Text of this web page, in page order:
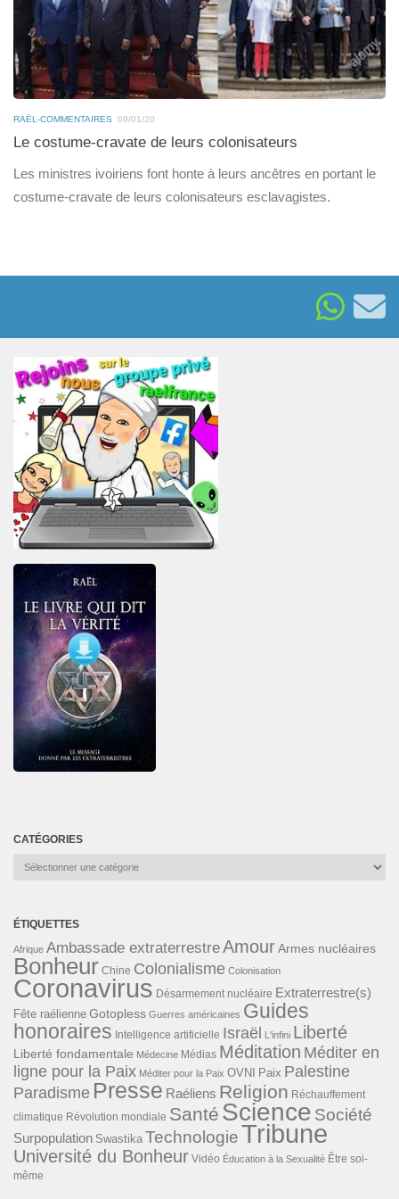
RAËL-COMMENTAIRES 09/01/20
Le costume-cravate de leurs colonisateurs
Les ministres ivoiriens font honte à leurs ancêtres en portant le
costume-cravate de leurs colonisateurs esclavagistes.
CATÉGORIES
Catégories
ÉTIQUETTES
Afrique Ambassade extraterrestreAmourArmes nucléaires
Bonheur Chine Colonialisme Colonisation
Coronavirus Désarmement nucléaire Extraterrestre(s)
Fête raélienne Gotopless Guerres américaines Guides
honoraires Intelligence artificielle Israël L'infini Liberté
Liberté fondamentale Médecine Médias Méditation Méditer en
ligne pour la Paix Méditer pour la Paix OVNI Paix Palestine
Paradisme Presse Raéliens Religion Réchauffement
climatique Révolution mondiale Santé Science Société
Surpopulation Swastika TechnologieTribune
Université du Bonheur Vidéo Éducation à la Sexualité Être soi-
même